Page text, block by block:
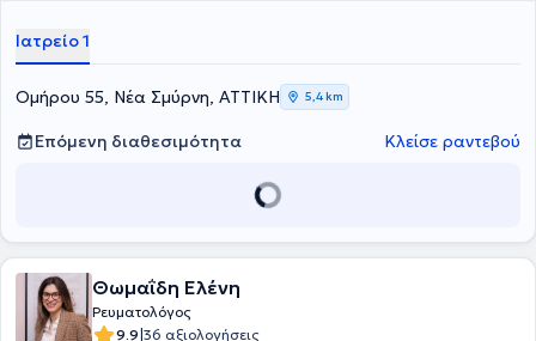
πάντα με ανθρωποκεντρική προσέγγιση.
Ιατρείο 1
Ομήρου 55, Νέα Σμύρνη, ΑΤΤΙΚΗ 5,4 km
Επόμενη διαθεσιμότητα Κλείσε ραντεβού
Θωμαΐδη Ελένη
Ρευματολόγος
9.9|36 αξιολογήσεις